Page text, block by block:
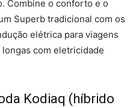
Combine o conforto e o
Superb tradicional com os
elétrica para viagens
com eletricidade
Kodiaq (híbrido